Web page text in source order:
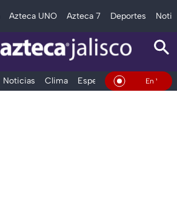
Azteca UNO Azteca 7 Deportes
Noticias Clima Espectáculos Deportes
En Vivo